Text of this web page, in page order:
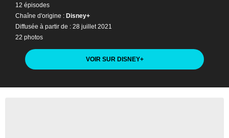
12 épisodes
Chaîne d'origine : Disney+
Diffusée à partir de : 28 juillet 2021
22 photos
VOIR SUR DISNEY+